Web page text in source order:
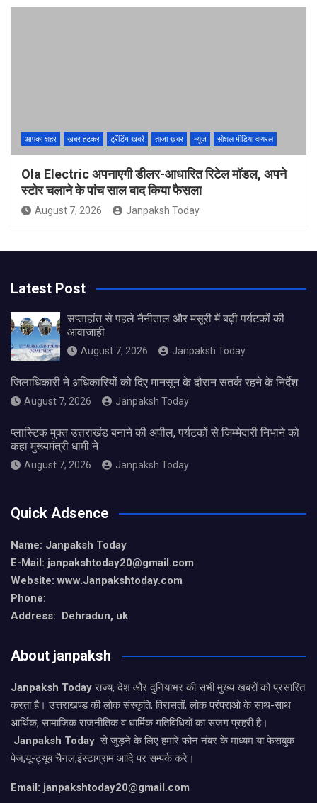
आपका शहर खबर हटकर ट्रेंडिंग खबरें ताज़ा ख़बर न्यूज़ सोशल मीडिया वायरल
Ola Electric अपनाएगी डीलर-आधारित रिटेल मॉडल, अपने
स्टोर चलाने के पांच साल बाद किया फैसला
August 7, 2026 Janpaksh Today
Latest Post
सप्ताहांत से पहले नैनीताल और मसूरी में बढ़ी पर्यटकों की
आवाजाही
August 7, 2026 Janpaksh Today
जिलाधिकारी ने अधिकारियों को दिए मानसून के दौरान सतर्क रहने के निर्देश
August 7, 2026 Janpaksh Today
प्लास्टिक मुक्त उत्तराखंड बनाने की अपील, पर्यटकों से जिम्मेदारी निभाने को
कहा मुख्यमंत्री धामी ने
August 7, 2026 Janpaksh Today
Quick Adsence
Name: Janpaksh Today
E-Mail: janpakshtoday20@gmail.com
Website: www.Janpakshtoday.com
Phone:
Address: Dehradun, uk
About janpaksh
Janpaksh Todayराज्य, देश और दुनियाभर की सभी मुख्य खबरों को प्रसारित
करता है। उत्तराखण्ड की लोक संस्कृति, विरासतों, लोक परंपराओ के साथ-साथ
आर्थिक, सामाजिक राजनीतिक व धार्मिक गतिविधियों का सजग प्रहरी है।
Janpaksh Today से जुड़ने के लिए हमारे फोन नंबर के माध्यम या फेसबुक
पेज,यू-ट्यूब चैनल,इंस्टाग्राम आदि पर सम्पर्क करे।
Email: janpakshtoday20@gmail.com